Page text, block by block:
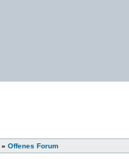
» Offenes Forum